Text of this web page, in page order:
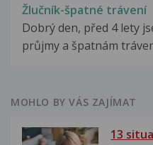
Žlučník-špatné trávení
Dobrý den, před 4 lety
průjmy a špatnám
MOHLO BY VÁS ZAJÍMAT
13